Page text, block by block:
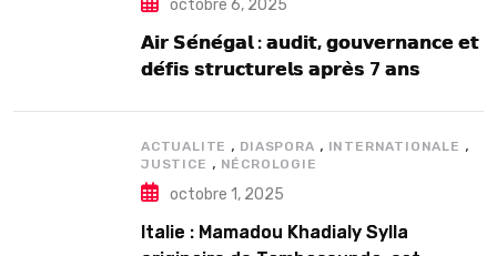
octobre 6, 2025
𝗔𝗶𝗿 𝗦𝗲́𝗻𝗲́𝗴𝗮𝗹 : 𝗮𝘂𝗱𝗶𝘁, 𝗴𝗼𝘂𝘃𝗲𝗿𝗻𝗮𝗻𝗰𝗲 𝗲𝘁
𝗱𝗲́𝗳𝗶𝘀 𝘀𝘁𝗿𝘂𝗰𝘁𝘂𝗿𝗲𝗹𝘀 𝗮𝗽𝗿𝗲̀𝘀 7 𝗮𝗻𝘀
ACTUALITE , DIASPORA , INTERNATIONALE ,
JUSTICE , NÉCROLOGIE
octobre 1, 2025
Italie : Mamadou Khadialy Sylla